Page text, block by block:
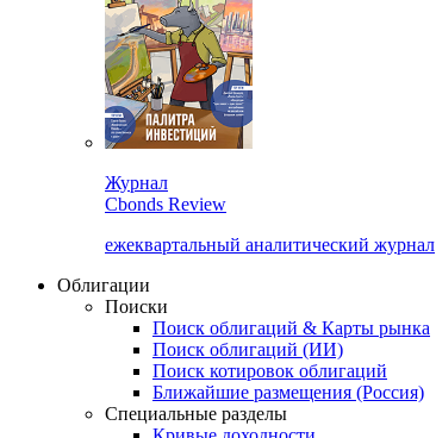
Журнал
Cbonds Review
ежеквартальный аналитический журнал
Облигации
Поиски
Поиск облигаций & Карты рынка
Поиск облигаций (ИИ)
Поиск котировок облигаций
Ближайшие размещения (Россия)
Специальные разделы